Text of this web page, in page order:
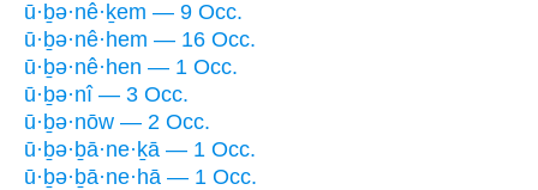
ū·ḇə·nê·ḵem — 9 Occ.
ū·ḇə·nê·hem — 16 Occ.
ū·ḇə·nê·hen — 1 Occ.
ū·ḇə·nî — 3 Occ.
ū·ḇə·nōw — 2 Occ.
ū·ḇə·ḇā·ne·ḵā — 1 Occ.
ū·ḇə·ḇā·ne·hā — 1 Occ.